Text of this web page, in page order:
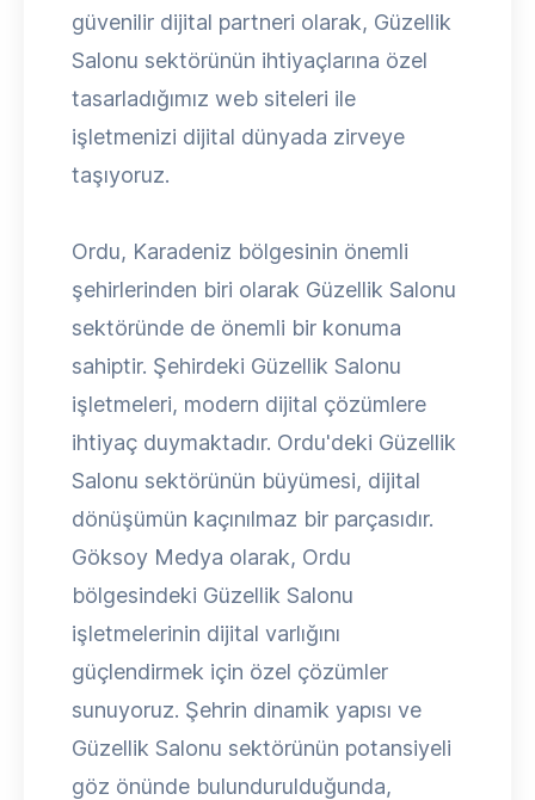
güvenilir dijital partneri olarak, Güzellik
Salonu sektörünün ihtiyaçlarına özel
tasarladığımız web siteleri ile
işletmenizi dijital dünyada zirveye
taşıyoruz.
Ordu, Karadeniz bölgesinin önemli
şehirlerinden biri olarak Güzellik Salonu
sektöründe de önemli bir konuma
sahiptir. Şehirdeki Güzellik Salonu
işletmeleri, modern dijital çözümlere
ihtiyaç duymaktadır. Ordu'deki Güzellik
Salonu sektörünün büyümesi, dijital
dönüşümün kaçınılmaz bir parçasıdır.
Göksoy Medya olarak, Ordu
bölgesindeki Güzellik Salonu
işletmelerinin dijital varlığını
güçlendirmek için özel çözümler
sunuyoruz. Şehrin dinamik yapısı ve
Güzellik Salonu sektörünün potansiyeli
göz önünde bulundurulduğunda,